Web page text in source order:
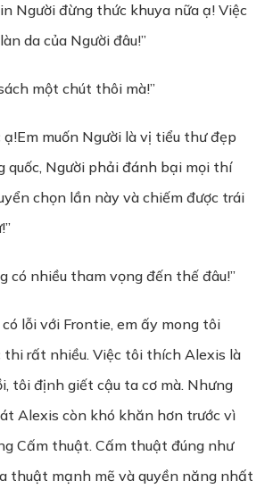
Người đừng thức khuya nữa ạ! Việc
da của Người đâu!”
một chút thôi mà!”
ạ!Em muốn Người là vị tiểu thư đẹp
quốc, Người phải đánh bại mọi thí
chọn lần này và chiếm được trái
có nhiều tham vọng đến thế đâu!”
lỗi với Frontie, em ấy mong tôi
thi rất nhiều. Việc tôi thích Alexis là
tôi định giết cậu ta cơ mà. Nhưng
Alexis còn khó khăn hơn trước vì
Cấm thuật. Cấm thuật đúng như
thuật mạnh mẽ và quyền năng nhất